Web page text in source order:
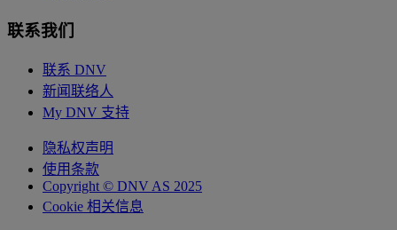
联系我们
联系 DNV
新闻联络人
My DNV 支持
隐私权声明
使用条款
Copyright © DNV AS 2025
Cookie 相关信息